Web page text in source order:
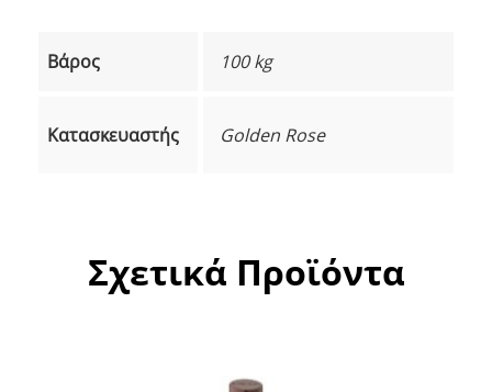
Βάρος 100 kg
Κατασκευαστής Golden Rose
Σχετικά Προϊόντα